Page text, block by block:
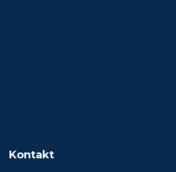
Kontakt